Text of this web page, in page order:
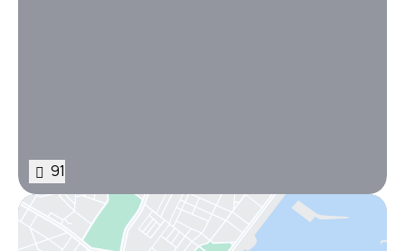
91
Карта